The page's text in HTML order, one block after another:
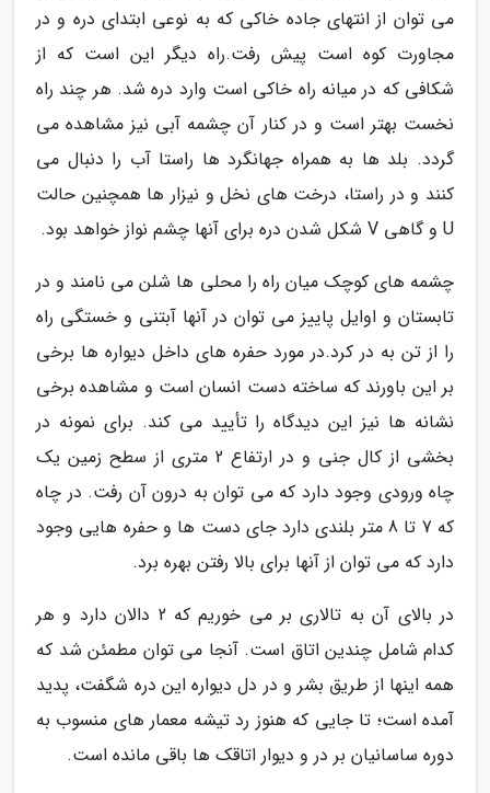
می توان از انتهای جاده خاکی که به نوعی ابتدای دره و در
مجاورت کوه است پیش رفت.راه دیگر این است که از
شکافی که در میانه راه خاکی است وارد دره شد. هر چند راه
نخست بهتر است و در کنار آن چشمه آبی نیز مشاهده می
گردد. بلد ها به همراه جهانگرد ها راستا آب را دنبال می
کنند و در راستا، درخت های نخل و نیزار ها همچنین حالت
U و گاهی V شکل شدن دره برای آنها چشم نواز خواهد بود.
چشمه های کوچک میان راه را محلی ها شلن می نامند و در
تابستان و اوایل پاییز می توان در آنها آبتنی و خستگی راه
را از تن به در کرد.در مورد حفره های داخل دیواره ها برخی
بر این باورند که ساخته دست انسان است و مشاهده برخی
نشانه ها نیز این دیدگاه را تأیید می کند. برای نمونه در
بخشی از کال جنی و در ارتفاع 2 متری از سطح زمین یک
چاه ورودی وجود دارد که می توان به درون آن رفت. در چاه
که 7 تا 8 متر بلندی دارد جای دست ها و حفره هایی وجود
دارد که می توان از آنها برای بالا رفتن بهره برد.
در بالای آن به تالاری بر می خوریم که 2 دالان دارد و هر
کدام شامل چندین اتاق است. آنجا می توان مطمئن شد که
همه اینها از طریق بشر و در دل دیواره این دره شگفت، پدید
آمده است؛ تا جایی که هنوز رد تیشه معمار های منسوب به
دوره ساسانیان بر در و دیوار اتاقک ها باقی مانده است.